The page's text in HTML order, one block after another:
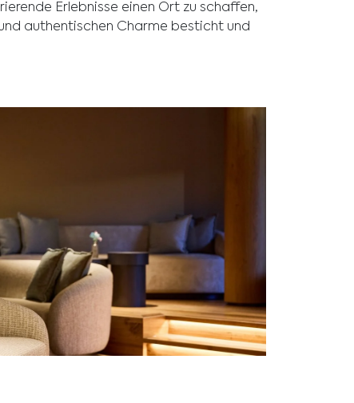
Erlebnisse einen Ort zu schaffen,
authentischen Charme besticht und